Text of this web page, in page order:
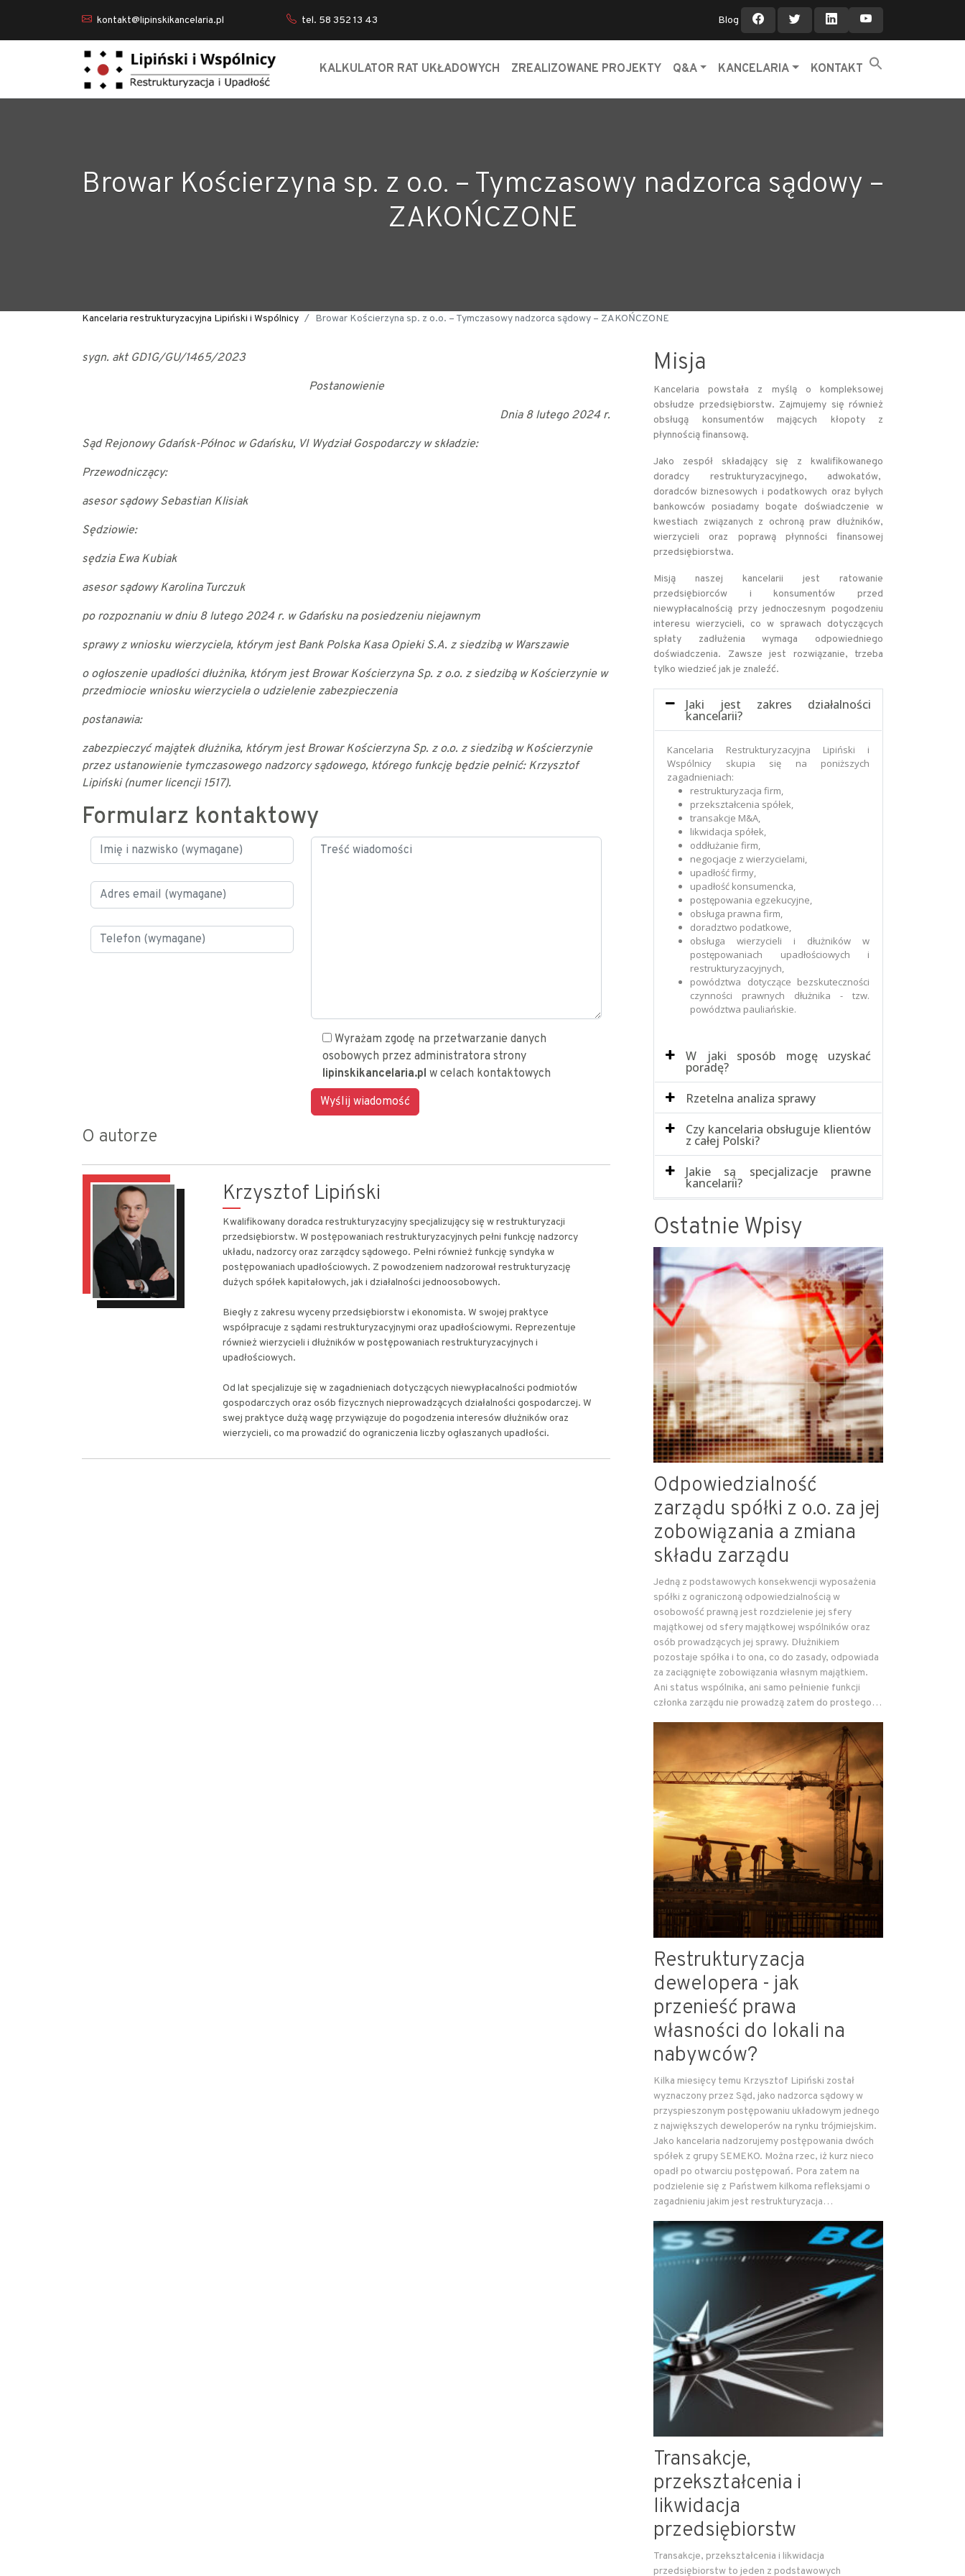
kontakt@lipinskikancelaria.pl tel. 58 352 13 43 Blog
KALKULATOR RAT UKŁADOWYCH ZREALIZOWANE PROJEKTY Q&A KANCELARIA KONTAKT
Browar Kościerzyna sp. z o.o. – Tymczasowy nadzorca sądowy –
ZAKOŃCZONE
Kancelaria restrukturyzacyjna Lipiński i Wspólnicy Browar Kościerzyna sp. z o.o. – Tymczasowy nadzorca sądowy – ZAKOŃCZONE
sygn. akt GD1G/GU/1465/2023
Postanowienie
Dnia 8 lutego 2024 r.
Sąd Rejonowy Gdańsk-Północ w Gdańsku, VI Wydział Gospodarczy w składzie:
Przewodniczący:
asesor sądowy Sebastian Klisiak
Sędziowie:
sędzia Ewa Kubiak
asesor sądowy Karolina Turczuk
po rozpoznaniu w dniu 8 lutego 2024 r. w Gdańsku na posiedzeniu niejawnym
sprawy z wniosku wierzyciela, którym jest Bank Polska Kasa Opieki S.A. z siedzibą w Warszawie
o ogłoszenie upadłości dłużnika, którym jest Browar Kościerzyna Sp. z o.o. z siedzibą wKościerzynie w
przedmiocie wniosku wierzyciela o udzielenie zabezpieczenia
postanawia:
zabezpieczyć majątek dłużnika, którym jest Browar Kościerzyna Sp. z o.o. z siedzibą wKościerzynie
przez ustanowienie tymczasowego nadzorcy sądowego, którego funkcję będzie pełnić: Krzysztof
Lipiński (numer licencji 1517).
Formularz kontaktowy
Wyrażam zgodę na przetwarzanie danych
osobowych przez administratora strony
lipinskikancelaria.pl w celach kontaktowych
O autorze
Krzysztof Lipiński
Kwalifikowany doradca restrukturyzacyjny specjalizujący się w restrukturyzacji
przedsiębiorstw. W postępowaniach restrukturyzacyjnych pełni funkcję nadzorcy
układu, nadzorcy oraz zarządcy sądowego. Pełni również funkcję syndyka w
postępowaniach upadłościowych. Z powodzeniem nadzorował restrukturyzację
dużych spółek kapitałowych, jak i działalności jednoosobowych.
Biegły z zakresu wyceny przedsiębiorstw i ekonomista. W swojej praktyce
współpracuje z sądami restrukturyzacyjnymi oraz upadłościowymi. Reprezentuje
również wierzycieli i dłużników w postępowaniach restrukturyzacyjnych i
upadłościowych.
Od lat specjalizuje się w zagadnieniach dotyczących niewypłacalności podmiotów
gospodarczych oraz osób fizycznych nieprowadzących działalności gospodarczej. W
swej praktyce dużą wagę przywiązuje do pogodzenia interesów dłużników oraz
wierzycieli, co ma prowadzić do ograniczenia liczby ogłaszanych upadłości.
Misja
Kancelaria powstała z myślą o kompleksowej
obsłudze przedsiębiorstw. Zajmujemy się również
obsługą konsumentów mających kłopoty z
płynnością finansową.
Jako zespół składający się z kwalifikowanego
doradcy restrukturyzacyjnego, adwokatów,
doradców biznesowych i podatkowych oraz byłych
bankowców posiadamy bogate doświadczenie w
kwestiach związanych z ochroną praw dłużników,
wierzycieli oraz poprawą płynności finansowej
przedsiębiorstwa.
Misją naszej kancelarii jest ratowanie
przedsiębiorców i konsumentów przed
niewypłacalnością przy jednoczesnym pogodzeniu
interesu wierzycieli, co w sprawach dotyczących
spłaty zadłużenia wymaga odpowiedniego
doświadczenia. Zawsze jest rozwiązanie, trzeba
tylko wiedzieć jak je znaleźć.
Jaki jest zakres działalności
kancelarii?
Kancelaria Restrukturyzacyjna Lipiński i
Wspólnicy skupia się na poniższych
zagadnieniach:
restrukturyzacja firm,
przekształcenia spółek,
transakcje M&A,
likwidacja spółek,
oddłużanie firm,
negocjacje z wierzycielami,
upadłość firmy,
upadłość konsumencka,
postępowania egzekucyjne,
obsługa prawna firm,
doradztwo podatkowe,
obsługa wierzycieli i dłużników w
postępowaniach upadłościowych i
restrukturyzacyjnych,
powództwa dotyczące bezskuteczności
czynności prawnych dłużnika - tzw.
powództwa pauliańskie.
W jaki sposób mogę uzyskać
poradę?
Rzetelna analiza sprawy
Czy kancelaria obsługuje klientów
z całej Polski?
Jakie są specjalizacje prawne
kancelarii?
Ostatnie Wpisy
Odpowiedzialność
zarządu spółki z o.o. za jej
zobowiązania a zmiana
składu zarządu
Jedną z podstawowych konsekwencji wyposażenia
spółki z ograniczoną odpowiedzialnością w
osobowość prawną jest rozdzielenie jej sfery
majątkowej od sfery majątkowej wspólników oraz
osób prowadzących jej sprawy. Dłużnikiem
pozostaje spółka i to ona, co do zasady, odpowiada
za zaciągnięte zobowiązania własnym majątkiem.
Ani status wspólnika, ani samo pełnienie funkcji
członka zarządu nie prowadzą zatem do prostego…
Restrukturyzacja
dewelopera - jak
przenieść prawa
własności do lokali na
nabywców?
Kilka miesięcy temu Krzysztof Lipiński został
wyznaczony przez Sąd, jako nadzorca sądowy w
przyspieszonym postępowaniu układowym jednego
z największych deweloperów na rynku trójmiejskim.
Jako kancelaria nadzorujemy postępowania dwóch
spółek z grupy SEMEKO. Można rzec, iż kurz nieco
opadł po otwarciu postępowań. Pora zatem na
podzielenie się z Państwem kilkoma refleksjami o
zagadnieniu jakim jest restrukturyzacja…
Transakcje,
przekształcenia i
likwidacja
przedsiębiorstw
Transakcje, przekształcenia i likwidacja
przedsiębiorstw to jeden z podstawowych